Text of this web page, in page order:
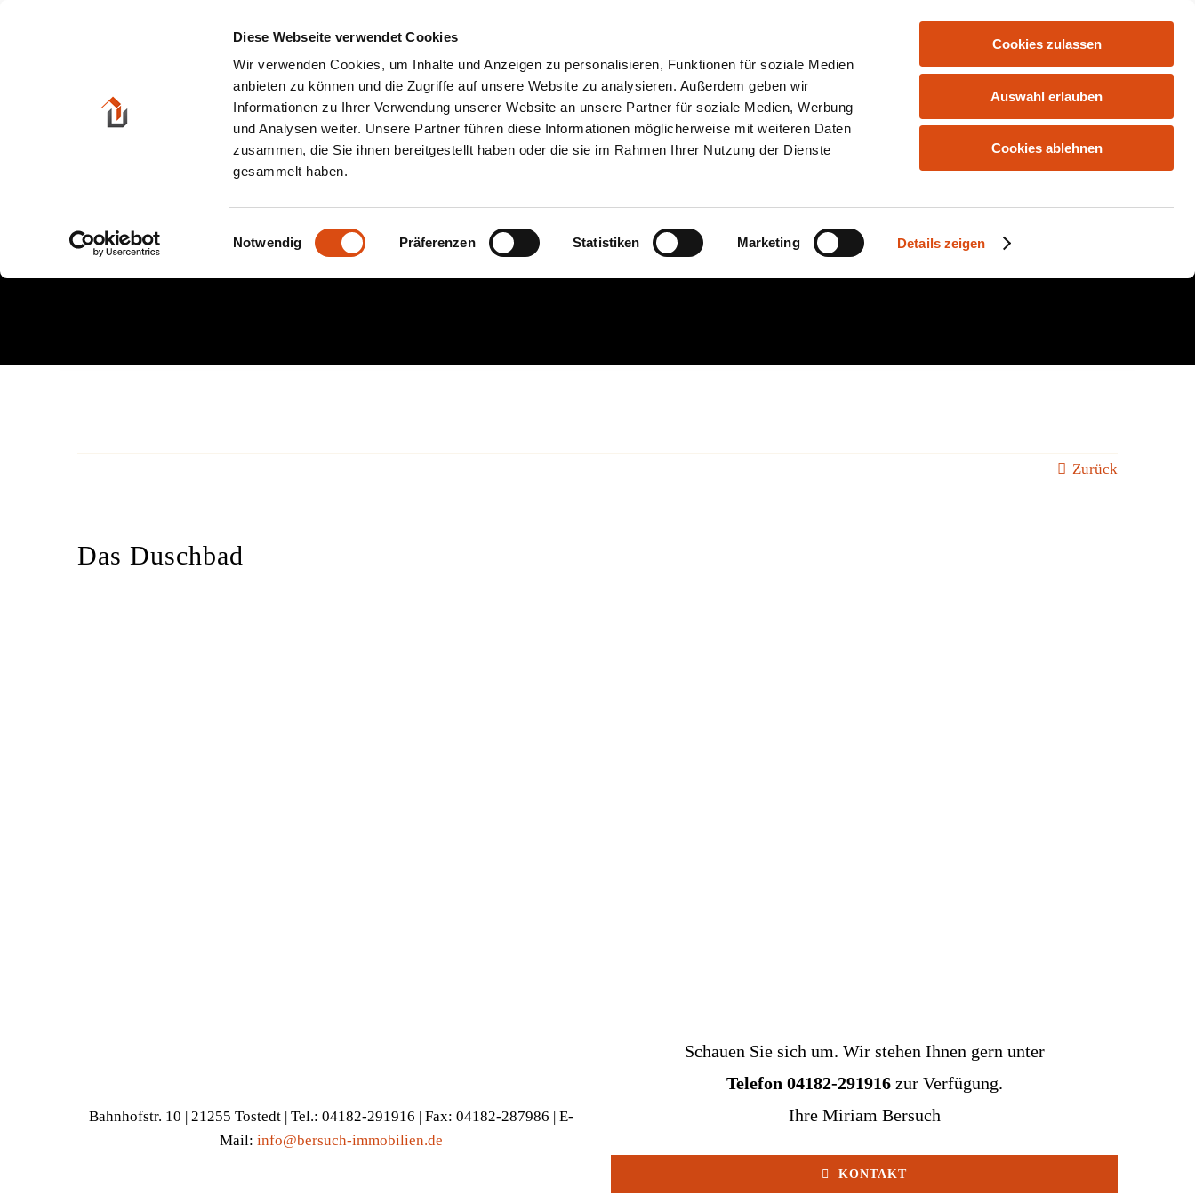
Diese Webseite verwendet Cookies
Wir verwenden Cookies, um Inhalte und Anzeigen zu personalisieren, Funktionen für soziale Medien
anbieten zu können und die Zugriffe auf unsere Website zu analysieren. Außerdem geben wir
Informationen zu Ihrer Verwendung unserer Website an unsere Partner für soziale Medien, Werbung
und Analysen weiter. Unsere Partner führen diese Informationen möglicherweise mit weiteren Daten
zusammen, die Sie ihnen bereitgestellt haben oder die sie im Rahmen Ihrer Nutzung der Dienste
gesammelt haben.
Einwilligungsauswahl
Notwendig Präferenzen Statistiken Marketing Details zeigen
Cookies zulassen
Auswahl erlauben
Cookies ablehnen
KONTAKT
Das Duschbad
Zurück
Das Duschbad
Bahnhofstr. 10 | 21255 Tostedt | Tel.: 04182-291916 | Fax: 04182-287986 | E-
Mail: info@bersuch-immobilien.de
Schauen Sie sich um. Wir stehen Ihnen gern unter
Telefon 04182-291916zur Verfügung.
Ihre Miriam Bersuch
KONTAKT